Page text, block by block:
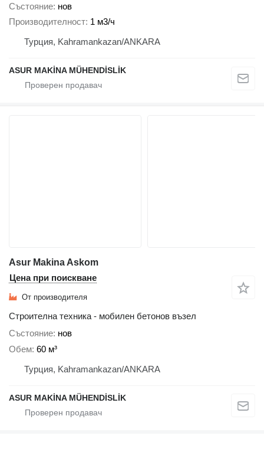
Състояние нов
Производителност 1 м3/ч
Турция, Kahramankazan/ANKARA
ASUR MAKİNA MÜHENDİSLİK
Asur Makina Askom
Цена при поискване
От производителя
Строителна техника - мобилен бетонов възел
Състояние нов
Обем 60 м³
Турция, Kahramankazan/ANKARA
ASUR MAKİNA MÜHENDİSLİK